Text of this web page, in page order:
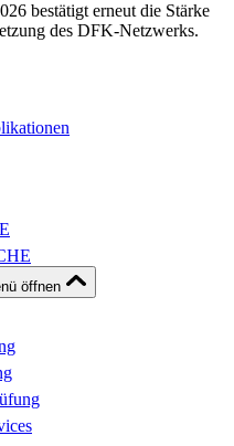
bestätigt erneut die Stärke
des DFK-Netzwerks.
öffnen